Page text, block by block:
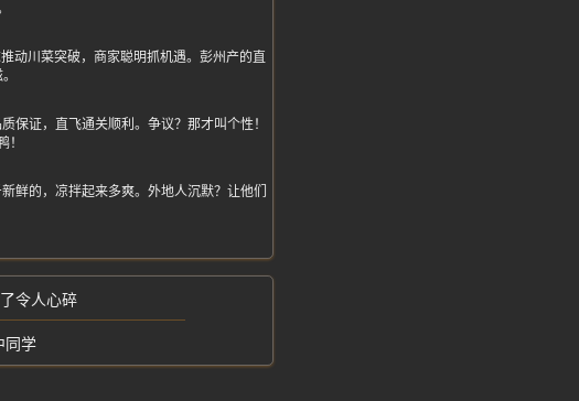
动川菜突破，商家聪明抓机遇。彭州产的直
保证，直飞通关顺利。争议？那才叫个性！
！
鲜的，凉拌起来多爽。外地人沉默？让他们
令人心碎
同学